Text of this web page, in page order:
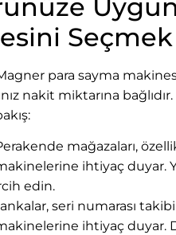
Seçmek
para sayma
nakit miktarına
mağazaları,
ihtiyaç duyar.
edin.
seri numarası
ihtiyaç